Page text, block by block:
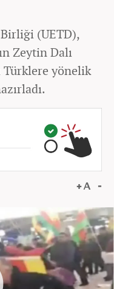
(UETD),
Zeytin Dalı
Türklere yönelik